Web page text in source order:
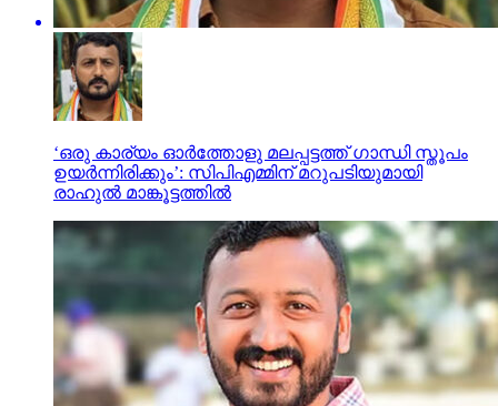
‘ഒരു കാര്യം ഓര്‍ത്തോളു മലപ്പട്ടത്ത് ഗാന്ധി സ്തൂപം
ഉയര്‍ന്നിരിക്കും’: സിപിഎമ്മിന് മറുപടിയുമായി
രാഹുല്‍ മാങ്കൂട്ടത്തില്‍